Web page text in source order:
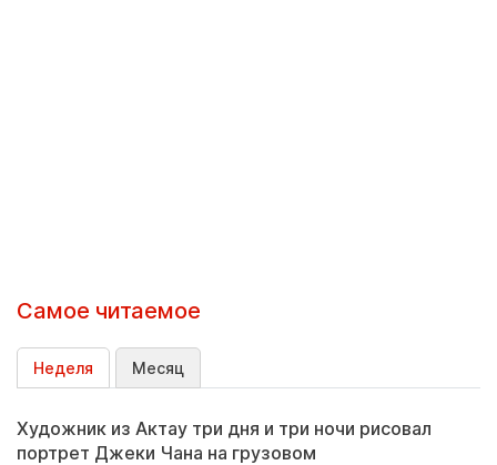
Самое читаемое
Неделя Месяц
Художник из Актау три дня и три ночи рисовал
портрет Джеки Чана на грузовом